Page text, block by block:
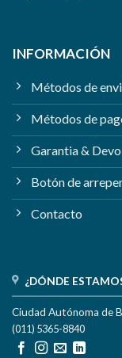
INFORMACIÓN
Métodos de
Métodos de
Garantia &
Botón de
Contacto
¿DÓNDE
Ciudad Autónoma de
(011) 5365-8840